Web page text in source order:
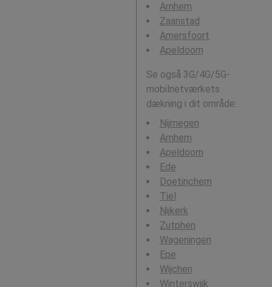
Arnhem
Zaanstad
Amersfoort
Apeldoorn
Se også 3G/4G/5G-
mobilnetværkets
dækning i dit område:
Nijmegen
Arnhem
Apeldoorn
Ede
Doetinchem
Tiel
Nijkerk
Zutphen
Wageningen
Epe
Wijchen
Winterswijk